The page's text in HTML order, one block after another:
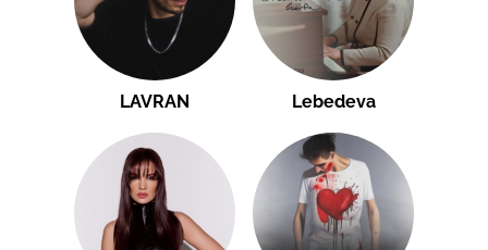
LAVRAN Lebedeva